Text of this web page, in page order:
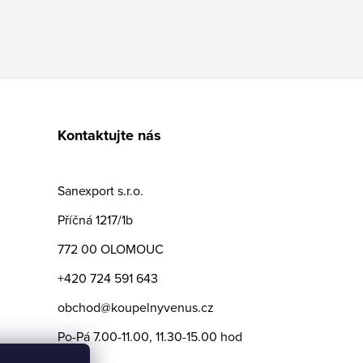
Kontaktujte nás
Sanexport s.r.o.
Příčná 1217/1b
772 00 OLOMOUC
+420 724 591 643
obchod@koupelnyvenus.cz
Po-Pá 7.00-11.00, 11.30-15.00 hod